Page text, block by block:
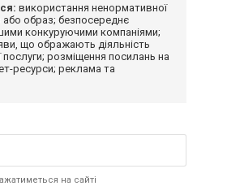
використання ненормативної
або образ; безпосереднє
конкуруючими компаніями;
що ображають діяльність
послуги; розміщення посилань на
ресурси; реклама та
на сайті